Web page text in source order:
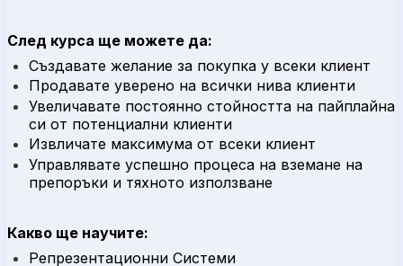
След курса ще можете да:
Създавате желание за покупка у всеки клиент
Продавате уверено на всички нива клиенти
Увеличавате постоянно стойността на пайплайна
си от потенциални клиенти
Извличате максимума от всеки клиент
Управлявате успешно процеса на вземане на
препоръки и тяхното използване
Какво ще научите:
Репрезентационни Системи